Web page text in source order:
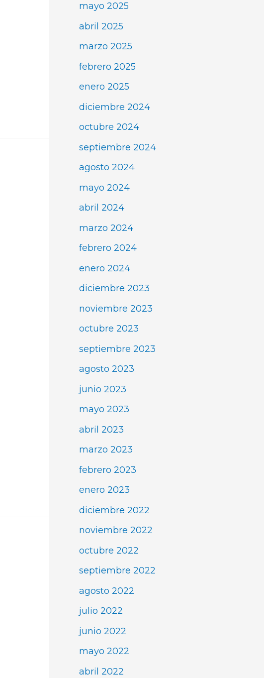
mayo 2025
abril 2025
marzo 2025
febrero 2025
enero 2025
diciembre 2024
octubre 2024
septiembre 2024
agosto 2024
mayo 2024
abril 2024
marzo 2024
febrero 2024
enero 2024
diciembre 2023
noviembre 2023
octubre 2023
septiembre 2023
agosto 2023
junio 2023
mayo 2023
abril 2023
marzo 2023
febrero 2023
enero 2023
diciembre 2022
noviembre 2022
octubre 2022
septiembre 2022
agosto 2022
julio 2022
junio 2022
mayo 2022
abril 2022